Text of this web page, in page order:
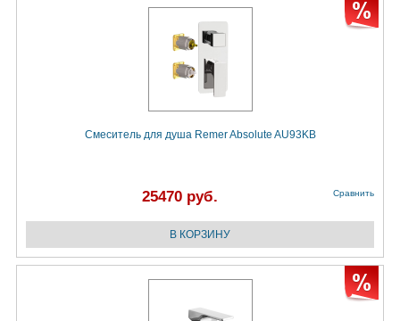
Смеситель для душа Remer Absolute AU93KB
25470 руб. Сравнить